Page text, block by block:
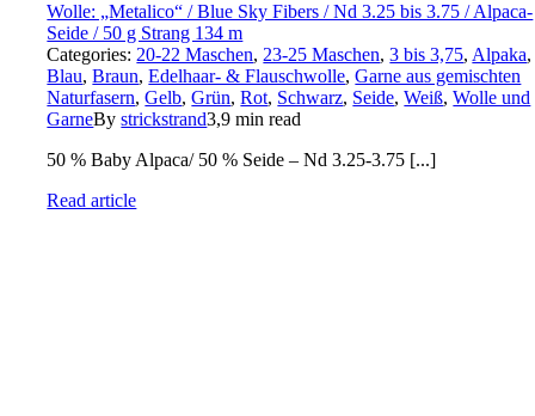
Wolle: „Metalico“ / Blue Sky Fibers / Nd 3.25 bis 3.75 / Alpaca-
Seide / 50 g Strang 134 m
Categories: 20-22 Maschen, 23-25 Maschen,3 bis 3,75, Alpaka,
Blau,Braun,Edelhaar- & Flauschwolle,Garne aus gemischten
Naturfasern,Gelb,Grün,Rot, Schwarz, Seide,Weiß,Wolle und
GarneBystrickstrand3,9 min read
50 % Baby Alpaca/ 50 % Seide – Nd 3.25-3.75 [...]
Read article